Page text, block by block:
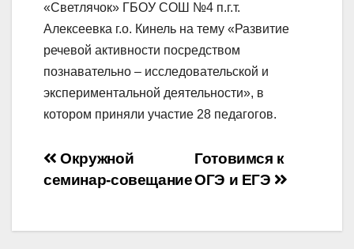
«Светлячок» ГБОУ СОШ №4 п.г.т.
Алексеевка г.о. Кинель на тему «Развитие
речевой активности посредством
познавательно – исследовательской и
экспериментальной деятельности», в
котором приняли участие 28 педагогов.
Навигация
записям
Готовимся к
ОГЭ и ЕГЭ
Окружной
семинар-совещание